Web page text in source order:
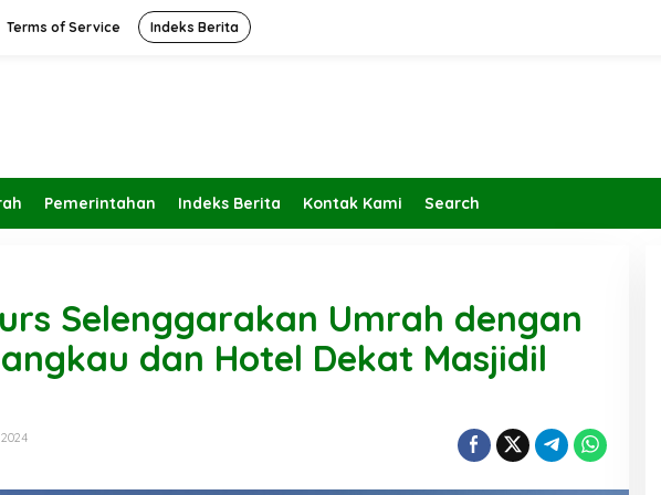
Terms of Service Indeks Berita
Pemerintahan Indeks Berita Kontak Kami Search
R
Selenggarakan Umrah dengan
dan Hotel Dekat Masjidil
Kembalikan Peran dan Fungsi
KBIHU Pada Jalurnya